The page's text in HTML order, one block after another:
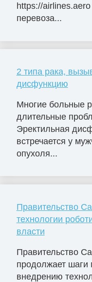
https://
перевоза...
2 типа рака,
дисфункцию
Многие больные
длительные
Эректильная
встречается у
опухоля...
Правительство
технологии
власти
Правительство
продолжает шаги
внедрению